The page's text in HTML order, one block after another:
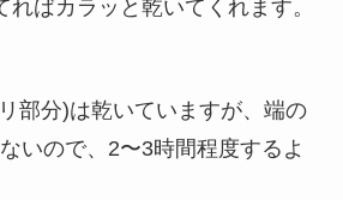
ればカラッと乾いてくれます。
部分)は乾いていますが、端の
いので、2〜3時間程度するよ